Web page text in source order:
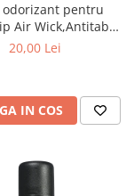
odorizant pentru
Air Wick,Antitabac
335cc
20,00 Lei
IN COS